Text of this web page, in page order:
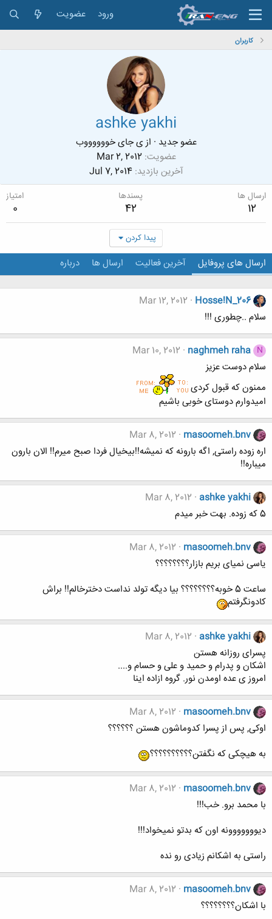
ورود عضویت
کاربران
ashke yakhi
عضو جدید · ازی جای خووووووب
عضویت Mar 2, 2012
آخرین بازدید Jul 7, 2014
ارسال ها
12
پسندها
42
امتیاز
0
پیدا کردن
ارسال های پروفایل آخرین فعالیت ارسال ها درباره
Hosse!N_206
Mar 12, 2012
سلام ..چطوری !!!
N
naghmeh raha
Mar 10, 2012
سلام دوست عزیز
ممنون که قبول کردی
امیدوارم دوستای خوبی باشیم
masoomeh.bnv
Mar 8, 2012
اره زوده راستی, اگه بارونه که نمیشه!!بیخیال فردا صبح میرم!! الان بارون
میباره!!
ashke yakhi
Mar 8, 2012
5 که زوده. بهت خبر میدم
masoomeh.bnv
Mar 8, 2012
یاسی نمیای بریم بازار؟؟؟؟؟؟؟؟
ساعت 5 خوبه؟؟؟؟؟؟؟؟ بیا دیگه تولد نداست دخترخالم!! براش
کادونگرفتم
ashke yakhi
Mar 8, 2012
پسرای روزانه هستن
اشکان و پدرام و حمید و علی و حسام و....
امروز ی عده اومدن نور. گروه ازاده اینا
masoomeh.bnv
Mar 8, 2012
اوکی, پس از پسرا کدوماشون هستن ؟؟؟؟؟؟
به هیچکی که نگفتن؟؟؟؟؟؟؟؟؟؟
masoomeh.bnv
Mar 8, 2012
با محمد برو. خب!!!
دیووووووونه اون که بدتو نمیخواد!!!
راستی به اشکانم زیادی رو نده
masoomeh.bnv
Mar 8, 2012
با اشکان؟؟؟؟؟؟؟؟